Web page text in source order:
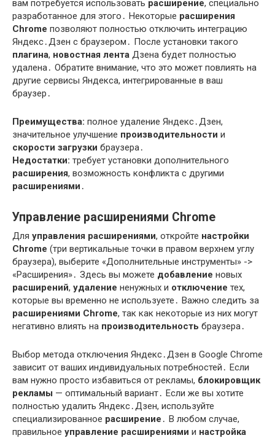
вам потребуется использовать расширение, специально
разработанное для этого․ Некоторые расширения
Chrome позволяют полностью отключить интеграцию
Яндекс․Дзен с браузером․ После установки такого
плагина, новостная лента Дзена будет полностью
удалена․ Обратите внимание, что это может повлиять на
другие сервисы Яндекса, интегрированные в ваш
браузер․
Преимущества: полное удаление Яндекс․Дзен,
значительное улучшение производительности и
скорости загрузки браузера․
Недостатки: требует установки дополнительного
расширения, возможность конфликта с другими
расширениями ․
Управление расширениями Chrome
Для управления расширениями, откройте настройки
Chrome (три вертикальные точки в правом верхнем углу
браузера), выберите «Дополнительные инструменты» ->
«Расширения»․ Здесь вы можете добавление новых
расширений, удаление ненужных и отключение тех,
которые вы временно не используете․ Важно следить за
расширениями Chrome, так как некоторые из них могут
негативно влиять на производительность браузера․
Выбор метода отключения Яндекс․Дзен в Google Chrome
зависит от ваших индивидуальных потребностей․ Если
вам нужно просто избавиться от рекламы, блокировщик
рекламы — оптимальный вариант․ Если же вы хотите
полностью удалить Яндекс․Дзен, используйте
специализированное расширение ․ В любом случае,
правильное управление расширениями и настройка